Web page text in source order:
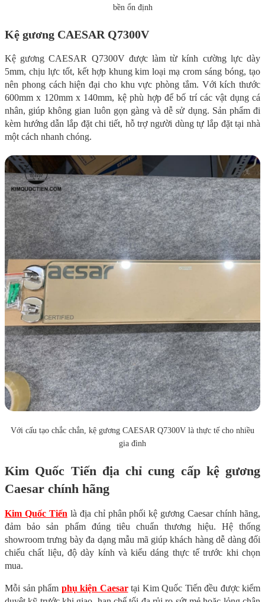
bền ổn định
Kệ gương CAESAR Q7300V
Kệ gương CAESAR Q7300V được làm từ kính cường lực dày
5mm, chịu lực tốt, kết hợp khung kim loại mạ crom sáng bóng, tạo
nên phong cách hiện đại cho khu vực phòng tắm. Với kích thước
600mm x 120mm x 140mm, kệ phù hợp để bố trí các vật dụng cá
nhân, giúp không gian luôn gọn gàng và dễ sử dụng. Sản phẩm đi
kèm hướng dẫn lắp đặt chi tiết, hỗ trợ người dùng tự lắp đặt tại nhà
một cách nhanh chóng.
Với cấu tạo chắc chắn, kệ gương CAESAR Q7300V là thực tế cho nhiều
gia đình
Kim Quốc Tiến địa chỉ cung cấp kệ gương
Caesar chính hãng
Kim Quốc Tiến là địa chỉ phân phối kệ gương Caesar chính hãng,
đảm bảo sản phẩm đúng tiêu chuẩn thương hiệu. Hệ thống
showroom trưng bày đa dạng mẫu mã giúp khách hàng dễ dàng đối
chiếu chất liệu, độ dày kính và kiểu dáng thực tế trước khi chọn
mua.
Mỗi sản phẩm phụ kiện Caesartại Kim Quốc Tiến đều được kiểm